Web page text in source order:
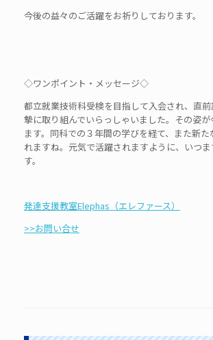
今後の益々のご活躍をお祈りしております。
◇ワンポイント・メッセージ◇
都立就業技術科受検を目指して入会され、直
摯に取り組んでいらっしゃいました。その姿
ます。同科での３年間の学びを経て、また新
れますね。元気で活躍されますように、いつ
す。
発達支援教室Elephas（エレファース）
>>お問い合せ